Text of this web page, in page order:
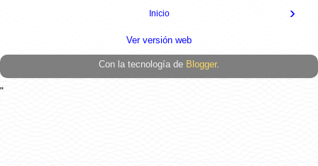
›
Inicio
Ver versión web
Con la tecnología de Blogger.
"